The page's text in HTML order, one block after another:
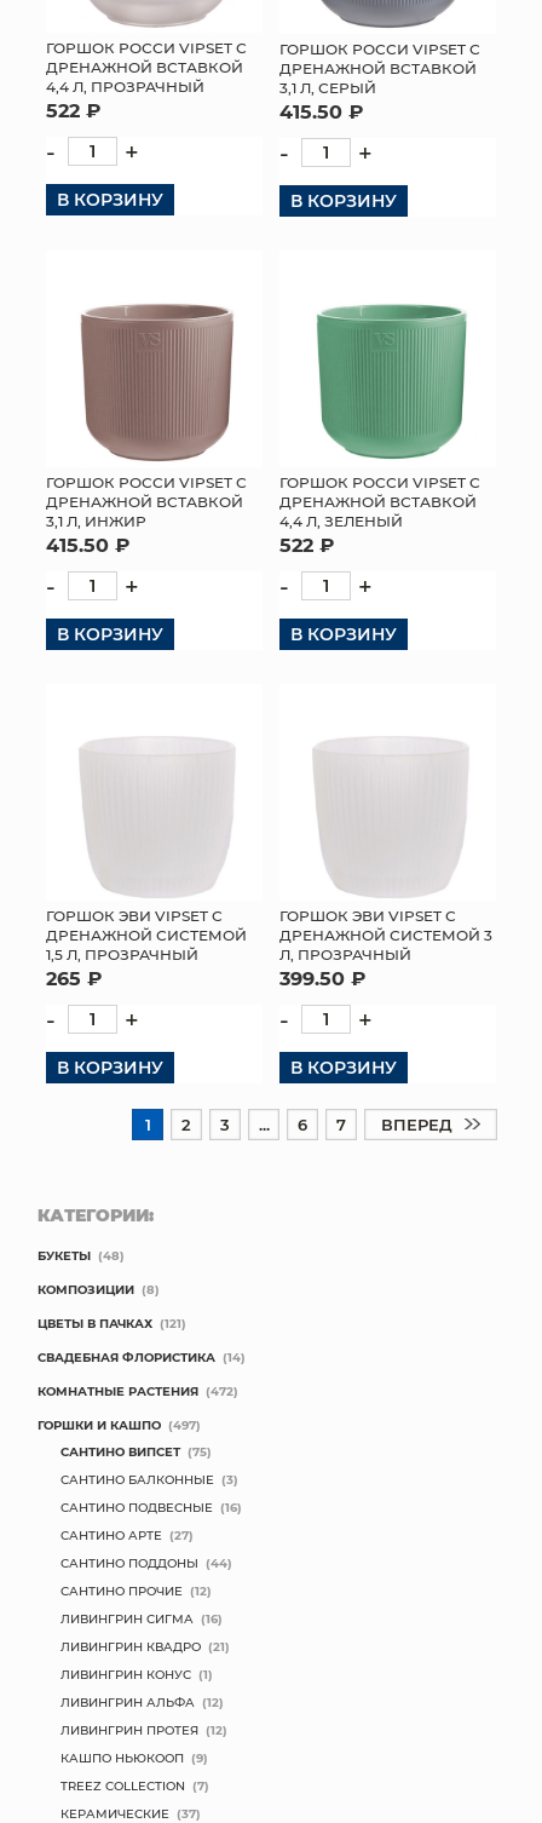
ГОРШОК РОССИ VIPSET С
ДРЕНАЖНОЙ ВСТАВКОЙ
4,4 Л, ПРОЗРАЧНЫЙ
522 ₽
- +
В КОРЗИНУ
ГОРШОК РОССИ VIPSET С
ДРЕНАЖНОЙ ВСТАВКОЙ
3,1 Л, СЕРЫЙ
415.50 ₽
- +
В КОРЗИНУ
ГОРШОК РОССИ VIPSET С
ДРЕНАЖНОЙ ВСТАВКОЙ
3,1 Л, ИНЖИР
415.50 ₽
- +
В КОРЗИНУ
ГОРШОК РОССИ VIPSET С
ДРЕНАЖНОЙ ВСТАВКОЙ
4,4 Л, ЗЕЛЕНЫЙ
522 ₽
- +
В КОРЗИНУ
ГОРШОК ЭВИ VIPSET С
ДРЕНАЖНОЙ СИСТЕМОЙ
1,5 Л, ПРОЗРАЧНЫЙ
265 ₽
- +
В КОРЗИНУ
ГОРШОК ЭВИ VIPSET С
ДРЕНАЖНОЙ СИСТЕМОЙ 3
Л, ПРОЗРАЧНЫЙ
399.50 ₽
- +
В КОРЗИНУ
1 2 3 ... 6 7 ВПЕРЕД
КАТЕГОРИИ:
БУКЕТЫ (48)
КОМПОЗИЦИИ (8)
ЦВЕТЫ В ПАЧКАХ (121)
СВАДЕБНАЯ ФЛОРИСТИКА (14)
КОМНАТНЫЕ РАСТЕНИЯ (472)
ГОРШКИ И КАШПО (497)
САНТИНО ВИПСЕТ (75)
САНТИНО БАЛКОННЫЕ (3)
САНТИНО ПОДВЕСНЫЕ (16)
САНТИНО АРТЕ (27)
САНТИНО ПОДДОНЫ (44)
САНТИНО ПРОЧИЕ (12)
ЛИВИНГРИН СИГМА (16)
ЛИВИНГРИН КВАДРО (21)
ЛИВИНГРИН КОНУС (1)
ЛИВИНГРИН АЛЬФА (12)
ЛИВИНГРИН ПРОТЕЯ (12)
КАШПО НЬЮКООП (9)
TREEZ COLLECTION (7)
КЕРАМИЧЕСКИЕ (37)